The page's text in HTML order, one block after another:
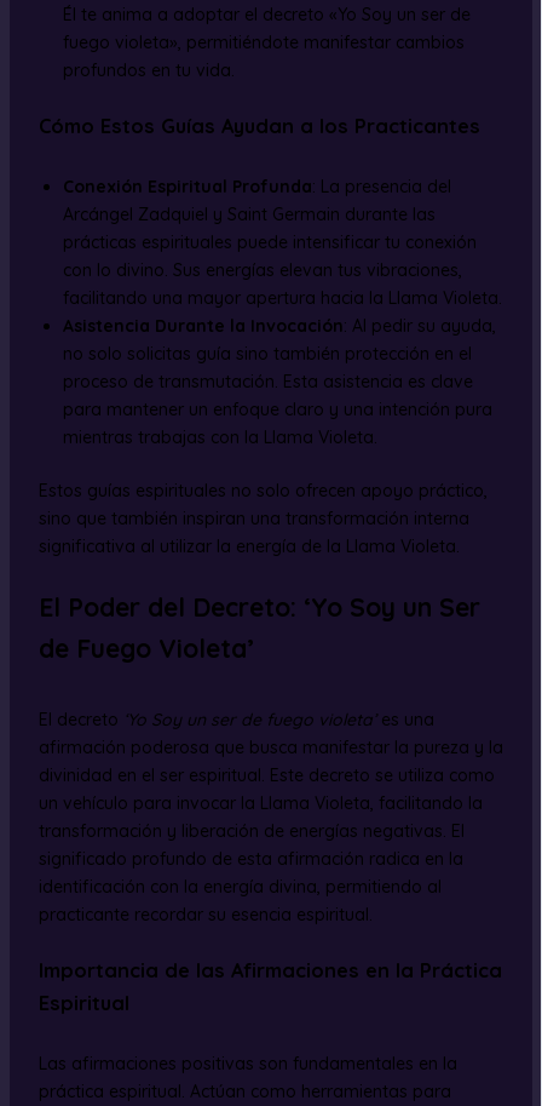
Él te anima a adoptar el decreto «Yo Soy un ser de
fuego violeta», permitiéndote manifestar cambios
profundos en tu vida.
Cómo Estos Guías Ayudan a los Practicantes
Conexión Espiritual Profunda: La presencia del
Arcángel Zadquiel y Saint Germain durante las
prácticas espirituales puede intensificar tu conexión
con lo divino. Sus energías elevan tus vibraciones,
facilitando una mayor apertura hacia la Llama Violeta.
Asistencia Durante la Invocación: Al pedir su ayuda,
no solo solicitas guía sino también protección en el
proceso de transmutación. Esta asistencia es clave
para mantener un enfoque claro y una intención pura
mientras trabajas con la Llama Violeta.
Estos guías espirituales no solo ofrecen apoyo práctico,
sino que también inspiran una transformación interna
significativa al utilizar la energía de la Llama Violeta.
El Poder del Decreto: ‘Yo Soy un Ser
de Fuego Violeta’
El decreto ‘Yo Soy un ser de fuego violeta’es una
afirmación poderosa que busca manifestar la pureza y la
divinidad en el ser espiritual. Este decreto se utiliza como
un vehículo para invocar la Llama Violeta, facilitando la
transformación y liberación de energías negativas. El
significado profundo de esta afirmación radica en la
identificación con la energía divina, permitiendo al
practicante recordar su esencia espiritual.
Importancia de las Afirmaciones en la Práctica
Espiritual
Las afirmaciones positivas son fundamentales en la
práctica espiritual. Actúan como herramientas para